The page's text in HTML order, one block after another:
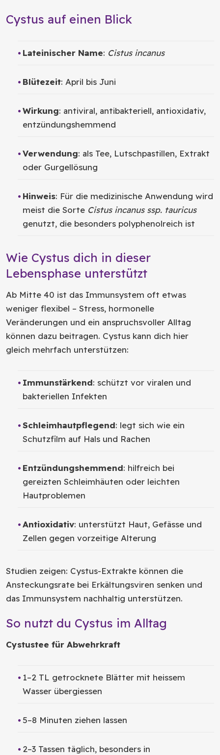
Cystus auf einen Blick
Lateinischer Name: Cistus incanus
Blütezeit: April bis Juni
Wirkung: antiviral, antibakteriell, antioxidativ,
entzündungshemmend
Verwendung: als Tee, Lutschpastillen, Extrakt
oder Gurgellösung
Hinweis: Für die medizinische Anwendung wird
meist die Sorte Cistus incanus ssp. tauricus
genutzt, die besonders polyphenolreich ist
Wie Cystus dich in dieser
Lebensphase unterstützt
Ab Mitte 40 ist das Immunsystem oft etwas
weniger flexibel – Stress, hormonelle
Veränderungen und ein anspruchsvoller Alltag
können dazu beitragen. Cystus kann dich hier
gleich mehrfach unterstützen:
Immunstärkend: schützt vor viralen und
bakteriellen Infekten
Schleimhautpflegend: legt sich wie ein
Schutzfilm auf Hals und Rachen
Entzündungshemmend: hilfreich bei
gereizten Schleimhäuten oder leichten
Hautproblemen
Antioxidativ: unterstützt Haut, Gefässe und
Zellen gegen vorzeitige Alterung
Studien zeigen: Cystus-Extrakte können die
Ansteckungsrate bei Erkältungsviren senken und
das Immunsystem nachhaltig unterstützen.
So nutzt du Cystus im Alltag
Cystustee für Abwehrkraft
1–2 TL getrocknete Blätter mit heissem
Wasser übergiessen
5–8 Minuten ziehen lassen
2–3 Tassen täglich, besonders in